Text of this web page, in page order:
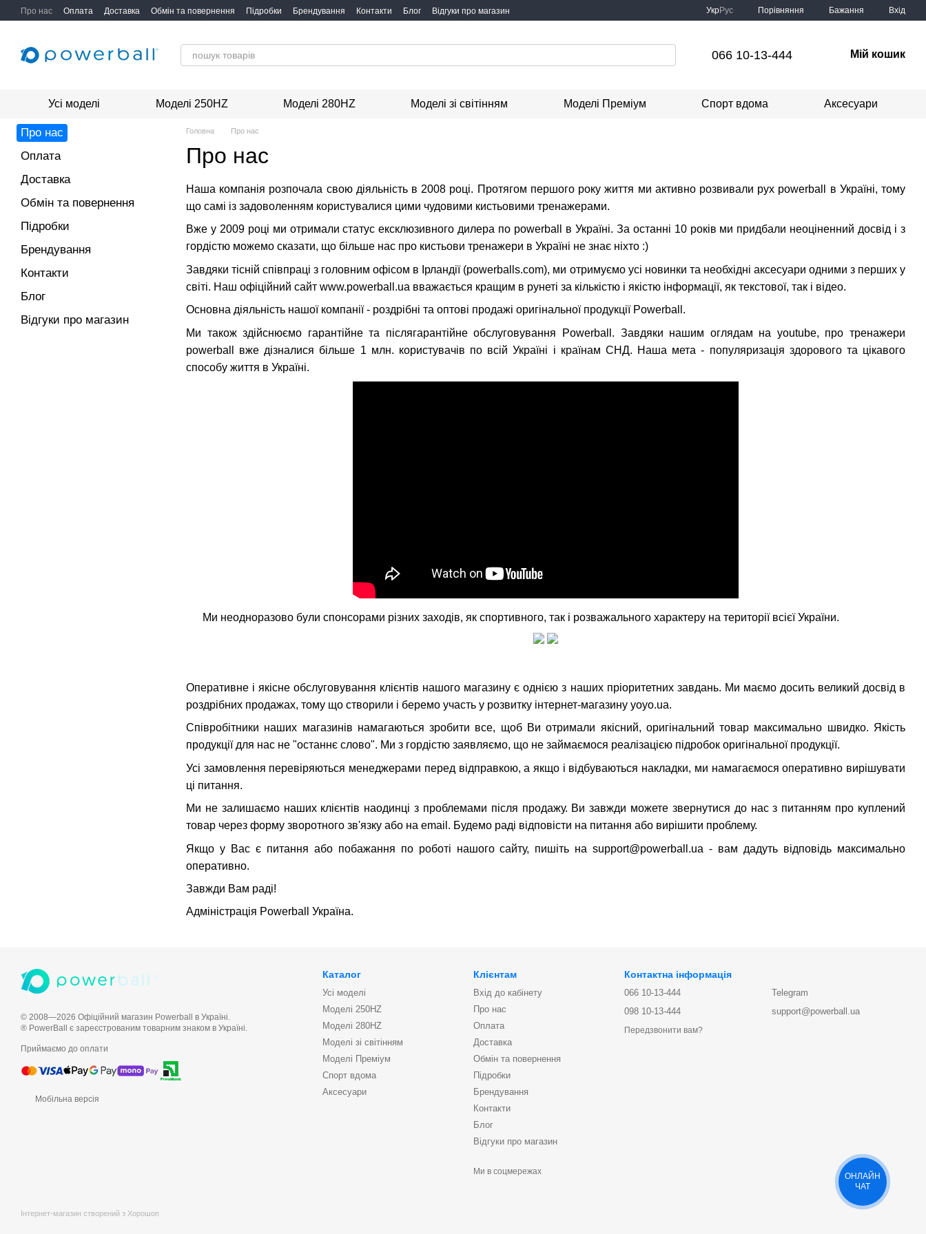
Перейти до основного контенту
Про нас Оплата Доставка Обмін та повернення Підробки Брендування Контакти Блог Відгуки про магазин УкрРус Порівняння Бажання Вхід
066 10-13-444 Мій кошик
Усі моделі Моделі 250HZ Моделі 280HZ Моделі зі світінням Моделі Преміум Спорт вдома Аксесуари
Головна Про нас
Про нас
Наша компанія розпочала свою діяльність в 2008 році. Протягом першого року життя ми активно розвивали рух powerball в Україні, тому
що самі із задоволенням користувалися цими чудовими кистьовими тренажерами.
Вже у 2009 році ми отримали статус ексклюзивного дилера по powerball в Україні. За останні 10 років ми придбали неоціненний досвід і з
гордістю можемо сказати, що більше нас про кистьови тренажери в Україні не знає ніхто :)
Завдяки тісній співпраці з головним офісом в Ірландії (powerballs.com), ми отримуємо усi новинки та необхідні аксесуари одними з перших у
світі. Наш офіційний сайт www.powerball.ua вважається кращим в рунеті за кількістю і якістю інформації, як текстової, так і відео.
Основна діяльність нашої компанії - роздрібні та оптові продажі оригінальної продукції Powerball.
Ми також здійснюємо гарантійне та післягарантійне обслуговування Powerball. Завдяки нашим оглядам на youtube, про тренажери
powerball вже дізналися більше 1 млн. користувачів по всій Україні і країнам СНД. Наша мета - популяризація здорового та цікавого
способу життя в Україні.
Ми неодноразово були спонсорами різних заходів, як спортивного, так і розважального характеру на території всієї України.
Оперативне і якісне обслуговування клієнтів нашого магазину є однією з наших пріоритетних завдань. Ми маємо досить великий досвід в
роздрібних продажах, тому що створили і беремо участь у розвитку інтернет-магазину yoyo.ua.
Співробітники наших магазинів намагаються зробити все, щоб Ви отримали якісний, оригінальний товар максимально швидко. Якість
продукції для нас не "останнє слово". Ми з гордістю заявляємо, що не займаємося реалізацією підробок оригінальної продукції.
Усі замовлення перевіряються менеджерами перед відправкою, а якщо і відбуваються накладки, ми намагаємося оперативно вирішувати
ці питання.
Ми не залишаємо наших клієнтів наодинці з проблемами після продажу. Ви завжди можете звернутися до нас з питанням про куплений
товар через форму зворотного зв'язку або на email. Будемо раді відповісти на питання або вирішити проблему.
Якщо у Вас є питання або побажання по роботі нашого сайту, пишіть на support@powerball.ua - вам дадуть відповідь максимально
оперативно.
Завжди Вам раді!
Адміністрація Powerball Україна.
Про нас
Оплата
Доставка
Обмін та повернення
Підробки
Брендування
Контакти
Блог
Відгуки про магазин
© 2008—2026 Офіційний магазин Powerball в Україні.
® PowerBall є зареєстрованим товарним знаком в Україні.
Приймаємо до оплати
Мобільна версія
Інтернет-магазин створений з Хорошоп
Каталог
Усі моделі
Моделі 250HZ
Моделі 280HZ
Моделі зі світінням
Моделі Преміум
Спорт вдома
Аксесуари
Клієнтам
Вхід до кабінету
Про нас
Оплата
Доставка
Обмін та повернення
Підробки
Брендування
Контакти
Блог
Відгуки про магазин
Ми в соцмережах
Контактна інформація
066 10-13-444
098 10-13-444
Передзвонити вам?
Telegram
support@powerball.ua
ОНЛАЙН
ЧАТ